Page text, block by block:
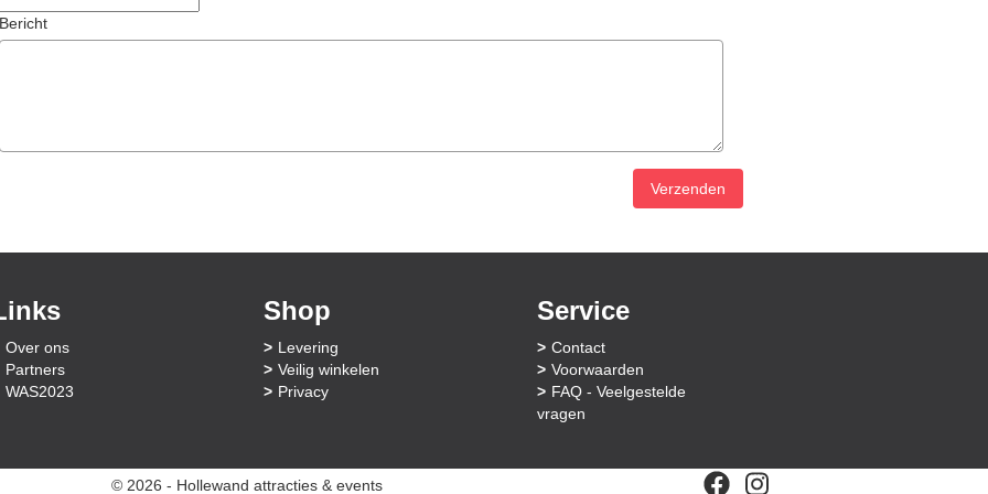
Bericht
Verzenden
Over ons
Partners
WAS2023
Shop
Levering
Veilig winkelen
Privacy
Service
Contact
Voorwaarden
FAQ - Veelgestelde
vragen
© 2026 - Hollewand attracties & events facebookinstagram